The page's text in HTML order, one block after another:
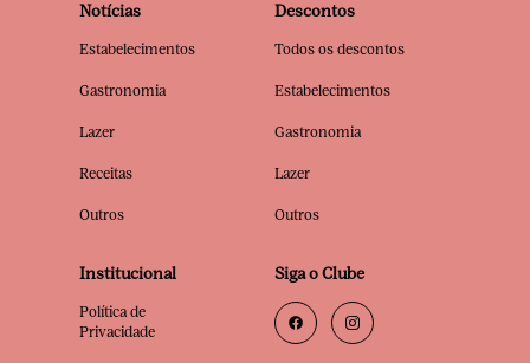
Notícias
Estabelecimentos
Gastronomia
Lazer
Receitas
Outros
Descontos
Todos os descontos
Estabelecimentos
Gastronomia
Lazer
Outros
Institucional
Política de
Privacidade
Siga o Clube